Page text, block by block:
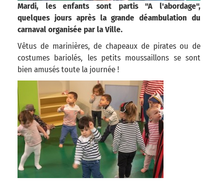
Mardi, les enfants sont partis "A l'abordage",
quelques jours après la grande déambulation du
carnaval organisée par la Ville.
Vêtus de marinières, de chapeaux de pirates ou de
costumes bariolés, les petits moussaillons se sont
bien amusés toute la journée !